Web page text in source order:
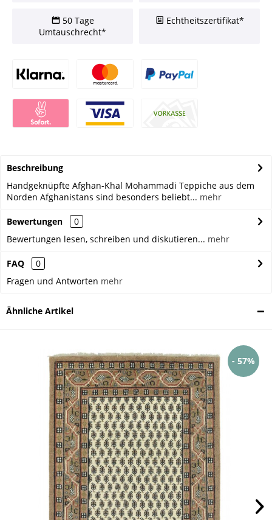
50 Tage
Umtauschrecht*
Echtheitszertifikat*
Beschreibung
Handgeknüpfte Afghan-Khal Mohammadi Teppiche aus dem
Norden Afghanistans sind besonders beliebt... mehr
Bewertungen
0
Bewertungen lesen, schreiben und diskutieren... mehr
FAQ
0
Fragen und Antworten mehr
Ähnliche Artikel
- 57%